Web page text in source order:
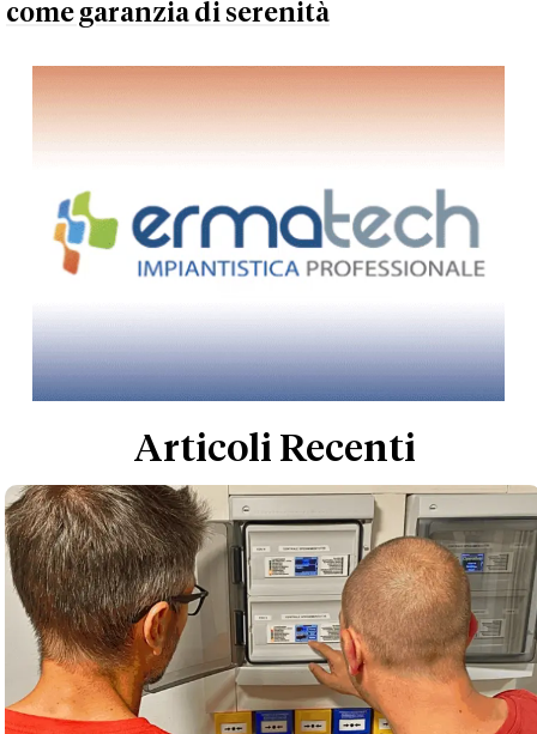
come garanzia di serenità
Articoli Recenti